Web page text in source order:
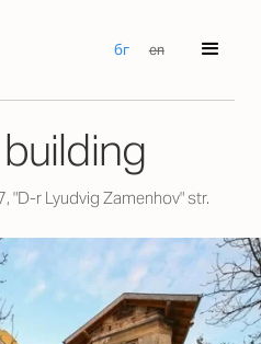
бг en
"D-r Lyudvig Zamenhov" str.